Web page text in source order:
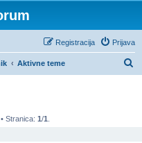
Prijava
Registracija
Aktivne teme
Stranica: 1/1